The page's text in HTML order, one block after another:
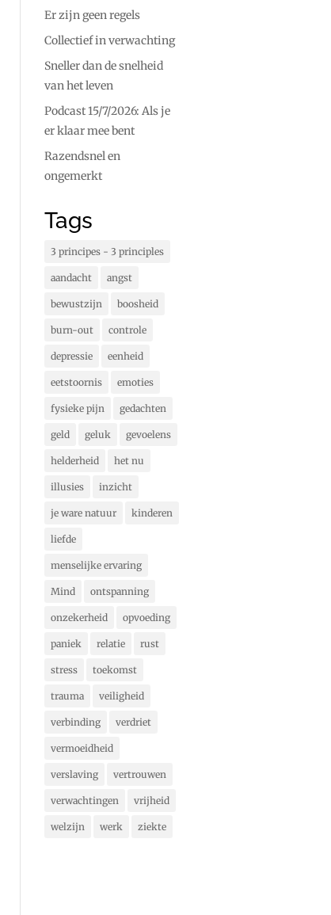
Er zijn geen regels
Collectief in verwachting
Sneller dan de snelheid
van het leven
Podcast 15/7/2026: Als je
er klaar mee bent
Razendsnel en
ongemerkt
Tags
3 principes - 3 principles
aandacht angst
bewustzijn boosheid
burn-out controle
depressie eenheid
eetstoornis emoties
fysieke pijn gedachten
geld geluk gevoelens
helderheid het nu
illusies inzicht
je ware natuur kinderen
liefde
menselijke ervaring
Mind ontspanning
onzekerheid opvoeding
paniek relatie rust
stress toekomst
trauma veiligheid
verbinding verdriet
vermoeidheid
verslaving vertrouwen
verwachtingen vrijheid
welzijn werk ziekte